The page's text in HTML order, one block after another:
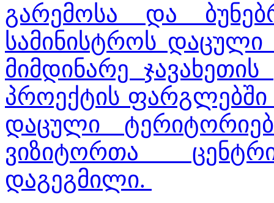
გარემოსა და
სამინისტროს დაცული
მიმდინარე
პროექტის ფარგლებში
დაცული
ვიზიტორთა
დაგეგმილი.